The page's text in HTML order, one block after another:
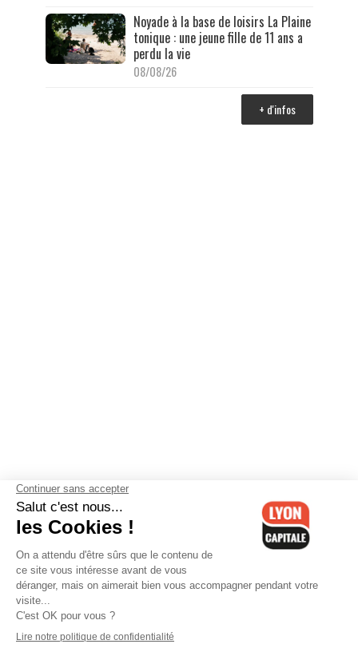
Noyade à la base de loisirs La Plaine
tonique : une jeune fille de 11 ans a
perdu la vie
08/08/26
+ d'infos